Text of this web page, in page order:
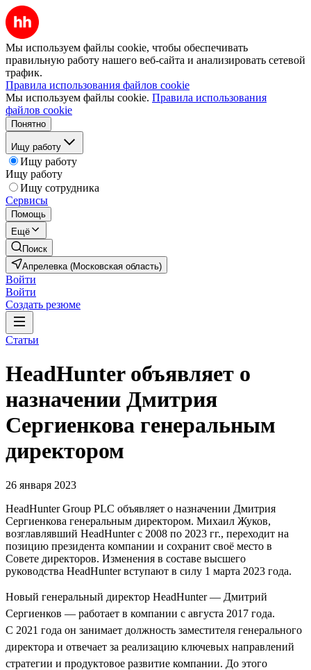
Мы используем файлы cookie, чтобы обеспечивать
правильную работу нашего веб-сайта и анализировать сетевой
трафик.
Правила использования файлов cookie
Мы используем файлы cookie. Правила использования
файлов cookie
Понятно
Ищу работу
Ищу работу
Ищу работу
Ищу сотрудника
Сервисы
Помощь
Ещё
Поиск
Апрелевка (Московская область)
Войти
Войти
Создать резюме
Статьи
HeadHunter объявляет о
назначении Дмитрия
Сергиенкова генеральным
директором
26 января 2023
HeadHunter Group PLC объявляет о назначении Дмитрия
Сергиенкова генеральным директором. Михаил Жуков,
возглавлявший HeadHunter с 2008 по 2023 гг., переходит на
позицию президента компании и сохранит своё место в
Совете директоров. Изменения в составе высшего
руководства HeadHunter вступают в силу 1 марта 2023 года.
Новый генеральный директор HeadHunter — Дмитрий
Сергиенков — работает в компании с августа 2017 года.
C 2021 года он занимает должность заместителя генерального
директора и отвечает за реализацию ключевых направлений
стратегии и продуктовое развитие компании. До этого